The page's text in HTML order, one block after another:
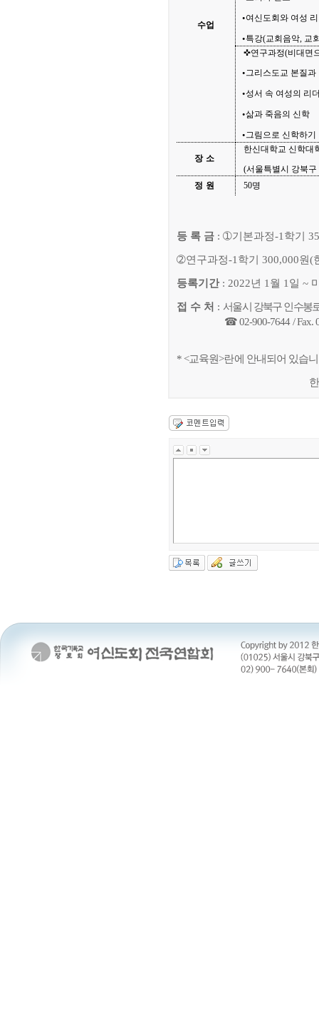
수업
⦁여신도회와 여성
⦁특강(교회음악 교
✜연구과정(비대면
⦁ 그리스도교 본질과
⦁성서 속 여성의 리
⦁삶과 죽음의 신학
⦁ 그림으로 신학하기
장소
한신대학교 신학대
(서울특별시 강북
정원
50명
등 록 금 : ➀기본과정-1 학기
➁연구과정-1 학기 300,000원(
등록기간 : 2022년 1 월 1 일 ~
접 수 처 : 서울시 강북구 인수봉
☎02-900-7644 / Fax.
* <교육원>란에 안내되어 있습